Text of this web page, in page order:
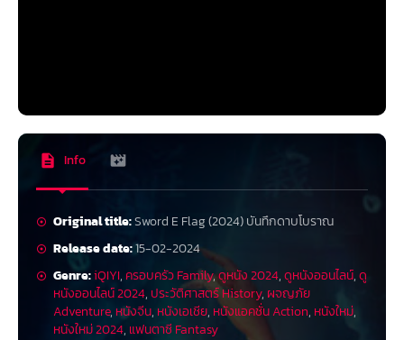
Info
Original title:Sword E Flag (2024) บันทึกดาบโบราณ
Release date:15-02-2024
Genre:iQIYI, ครอบครัว Family,ดูหนัง 2024,ดูหนังออนไลน์,ดู
หนังออนไลน์ 2024, ประวัติศาสตร์ History, ผจญภัย
Adventure, หนังจีน, หนังเอเชีย, หนังแอคชั่น Action, หนังใหม่,
หนังใหม่ 2024, แฟนตาซี Fantasy